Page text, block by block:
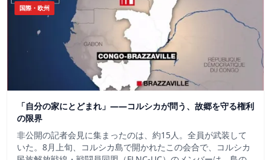
国際・欧州
「自分の家にとどまれ」——コルシカが問う、故郷を守る権利
の限界
非公開の記者会見に集まったのは、約15人。全員が武装して
いた。8月上旬、コルシカ島で開かれたこの会合で、コルシカ